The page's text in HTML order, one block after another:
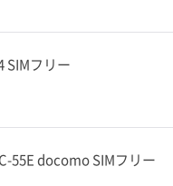
SIMフリー
55E docomo SIMフリー